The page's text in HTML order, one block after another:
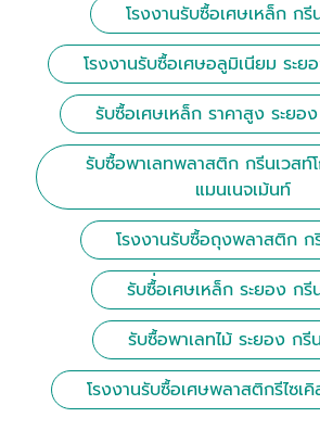
โรงงานรับซื้อเศษเหล็ก กรี
โรงงานรับซื้อเศษอลูมิเนียม ระย
รับซื้อเศษเหล็ก ราคาสูง ระยอ
รับซื้อพาเลทพลาสติก กรีนเวสท์โ
แมนเนจเม้นท์
โรงงานรับซื้อถุงพลาสติก ก
รับซื้่อเศษเหล็ก ระยอง กรี
รับซื้อพาเลทไม้ ระยอง กรี
โรงงานรับซื้อเศษพลาสติกรีไซเ